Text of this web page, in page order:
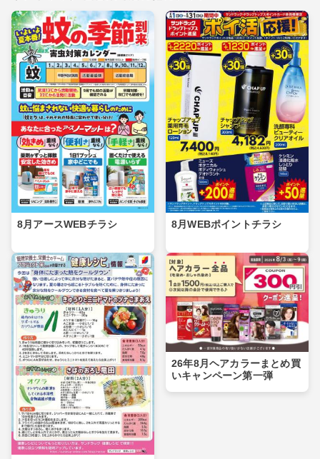
8月アースWEBチラシ 8月WEBポイントチラシ
26年8月ヘアカラーまとめ買
いキャンペーン第一弾